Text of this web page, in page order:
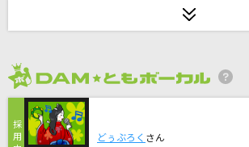
[生音]ALONES
My Hair is Bad
どぅぶろく さん